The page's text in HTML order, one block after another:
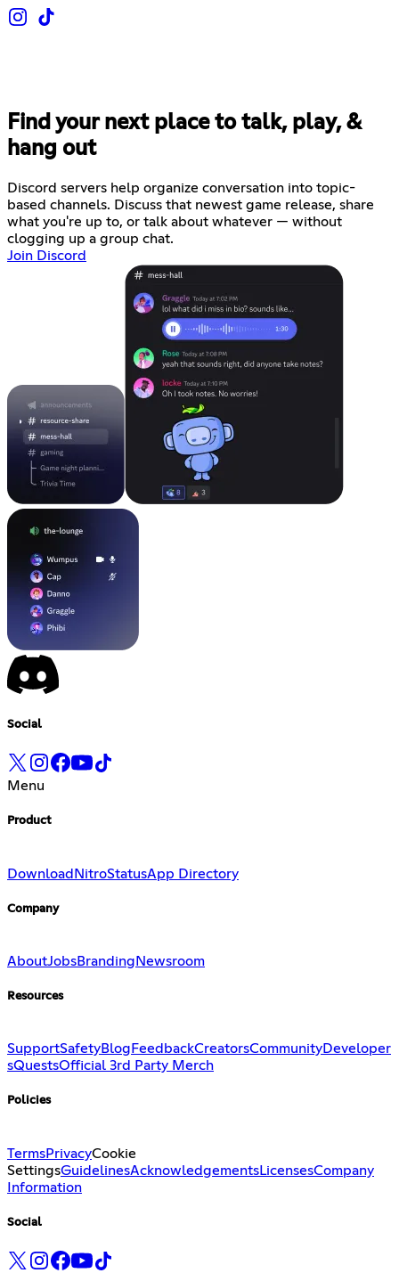
Find your next place to talk, play, &
hang out
Discord servers help organize conversation into topic-
based channels. Discuss that newest game release, share
what you're up to, or talk about whatever — without
clogging up a group chat.
Join Discord
Social
Menu
Product
DownloadNitroStatusApp Directory
Company
AboutJobsBranding Newsroom
Resources
SupportSafetyBlog FeedbackCreatorsCommunityDeveloper
sQuestsOfficial 3rd Party Merch
Policies
TermsPrivacyCookie
SettingsGuidelinesAcknowledgementsLicensesCompany
Information
Social